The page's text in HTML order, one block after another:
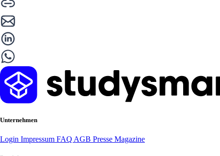
Unternehmen
Login Impressum FAQ AGB Presse Magazine